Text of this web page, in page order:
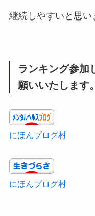
継続しやすいと思い
ランキング参加
願いいたします。
にほんブログ村
にほんブログ村